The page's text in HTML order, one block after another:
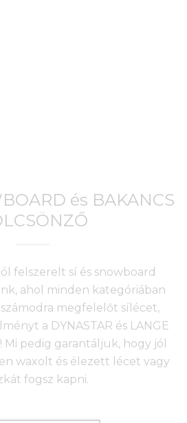
és BAKANCS
felszerelt sí és snowboard
ahol minden kategóriában
megfelelőt sílécet,
a DYNASTAR és LANGE
pedig garantáljuk, hogy jól
waxolt és élezett lécet vagy
fogsz kapni.